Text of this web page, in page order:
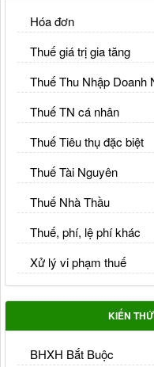
Hóa đơn
Thuế giá trị gia tăng
Thuế Thu Nhập Doanh
Thuế TN cá nhân
Thuế Tiêu thụ đặc biệt
Thuế Tài Nguyên
Thuế Nhà Thầu
Thuế, phí, lệ phí khác
Xử lý vi phạm thuế
KIẾN
BHXH Bắt Buộc